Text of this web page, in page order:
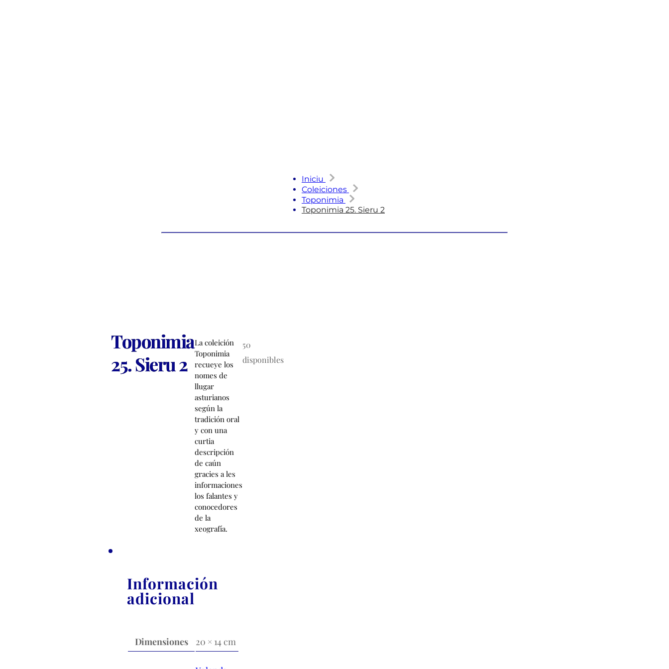
Iniciu
Coleiciones
Toponimia
Toponimia 25. Sieru 2
Toponimia
25. Sieru 2
La coleición
Toponimia
recueye los
nomes de
llugar
asturianos
según la
tradición oral
y con una
curtia
descripción
de caún
gracies a les
informaciones
los falantes y
conocedores
de la
xeografía.
50
disponibles
Información
adicional
Dimensiones 20 × 14 cm